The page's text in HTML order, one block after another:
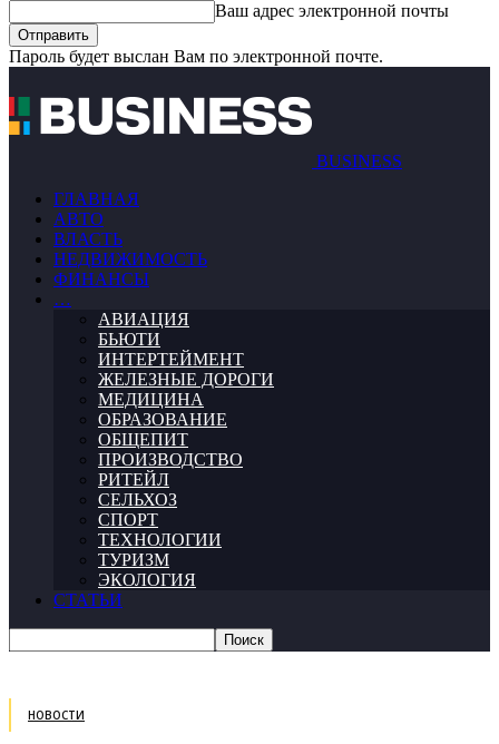
Ваш адрес электронной почты
Пароль будет выслан Вам по электронной почте.
BUSINESS
ГЛАВНАЯ
АВТО
ВЛАСТЬ
НЕДВИЖИМОСТЬ
ФИНАНСЫ
…
АВИАЦИЯ
БЬЮТИ
ИНТЕРТЕЙМЕНТ
ЖЕЛЕЗНЫЕ ДОРОГИ
МЕДИЦИНА
ОБРАЗОВАНИЕ
ОБЩЕПИТ
ПРОИЗВОДСТВО
РИТЕЙЛ
СЕЛЬХОЗ
СПОРТ
ТЕХНОЛОГИИ
ТУРИЗМ
ЭКОЛОГИЯ
СТАТЬИ
НОВОСТИ